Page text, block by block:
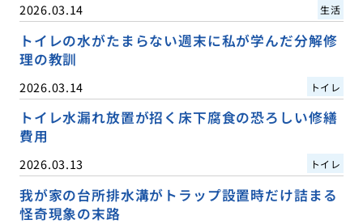
2026.03.14 生活
トイレの水がたまらない週末に私が学んだ分解修
理の教訓
2026.03.14 トイレ
トイレ水漏れ放置が招く床下腐食の恐ろしい修繕
費用
2026.03.13 トイレ
我が家の台所排水溝がトラップ設置時だけ詰まる
怪奇現象の末路